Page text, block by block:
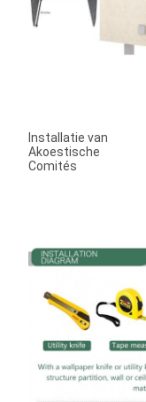
Installatie van
Akoestische
Comités